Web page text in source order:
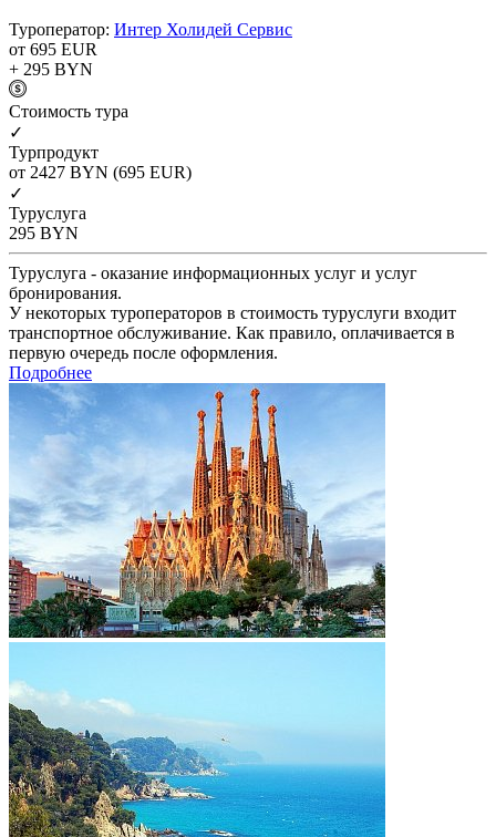
Туроператор: Интер Холидей Сервис
от 695 EUR
+ 295 BYN
Cтоимость тура
✓
Турпродукт
от 2427 BYN (695 EUR)
✓
Туруслуга
295 BYN
Туруслуга - оказание информационных услуг и услуг
бронирования.
У некоторых туроператоров в стоимость туруслуги входит
транспортное обслуживание. Как правило, оплачивается в
первую очередь после оформления.
Подробнее